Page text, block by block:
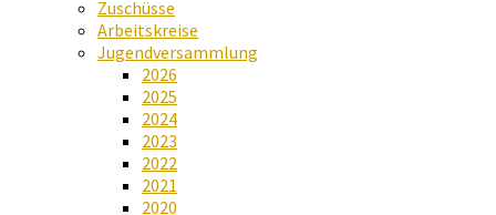
Zuschüsse
Arbeitskreise
Jugendversammlung
2026
2025
2024
2023
2022
2021
2020